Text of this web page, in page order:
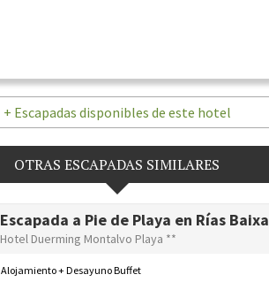
+ Escapadas disponibles de este hotel
OTRAS ESCAPADAS SIMILARES
Escapada a Pie de Playa en Rías
Hotel Duerming Montalvo Playa **
Alojamiento + Desayuno Buffet